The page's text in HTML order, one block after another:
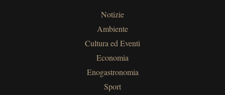
Notizie
Ambiente
Cultura ed Eventi
Economia
Enogastronomia
Sport